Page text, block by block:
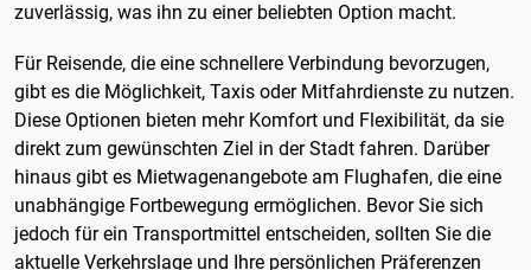
zuverlässig, was ihn zu einer beliebten Option macht.
Für Reisende, die eine schnellere Verbindung bevorzugen,
gibt es die Möglichkeit, Taxis oder Mitfahrdienste zu nutzen.
Diese Optionen bieten mehr Komfort und Flexibilität, da sie
direkt zum gewünschten Ziel in der Stadt fahren. Darüber
hinaus gibt es Mietwagenangebote am Flughafen, die eine
unabhängige Fortbewegung ermöglichen. Bevor Sie sich
jedoch für ein Transportmittel entscheiden, sollten Sie die
aktuelle Verkehrslage und Ihre persönlichen Präferenzen